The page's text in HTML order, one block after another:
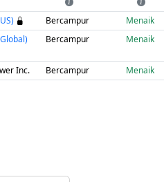
Bercampur
Menaik
Bercampur Menaik
Inc. Bercampur Menaik